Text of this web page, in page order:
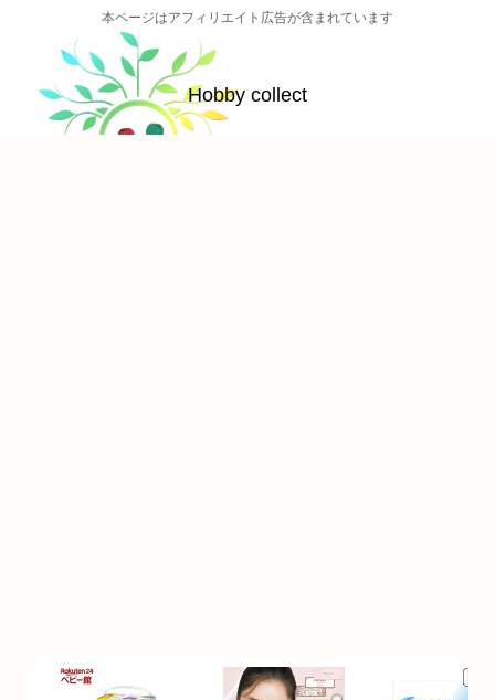
本ページはアフィリエイト広告が含まれています
Hobby collect